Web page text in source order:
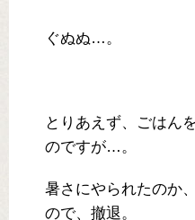
ぐぬぬ…。
とりあえず、ごはん
のですが…。
暑さにやられたのか
ので、撤退。